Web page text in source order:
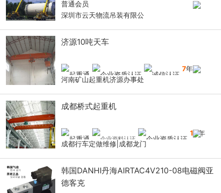
普通会员
深圳市云天物流吊装有限公
济源10吨天车
7年
河南矿山起重机济源办事处
成都桥式起重机
10年
成都行车定做维修|成都龙门
韩国DANHI丹海AIRTAC4V210-08电磁阀亚
德客克